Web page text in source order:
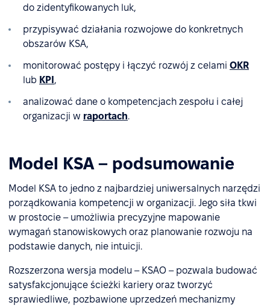
do zidentyfikowanych luk,
przypisywać działania rozwojowe do konkretnych
obszarów KSA,
monitorować postępy i łączyć rozwój z celami OKR
lub KPI ,
analizować dane o kompetencjach zespołu i całej
organizacji w raportach.
Model KSA – podsumowanie
Model KSA to jedno z najbardziej uniwersalnych narzędzi
porządkowania kompetencji w organizacji. Jego siła tkwi
w prostocie – umożliwia precyzyjne mapowanie
wymagań stanowiskowych oraz planowanie rozwoju na
podstawie danych, nie intuicji.
Rozszerzona wersja modelu – KSAO – pozwala budować
satysfakcjonujące ścieżki kariery oraz tworzyć
sprawiedliwe, pozbawione uprzedzeń mechanizmy